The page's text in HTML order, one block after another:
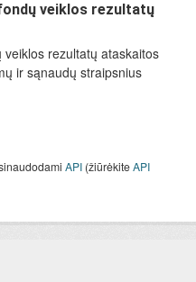
veiklos rezultatų
rezultatų ataskaitos
ir sąnaudų straipsnius
API (žiūrėkiteAPI